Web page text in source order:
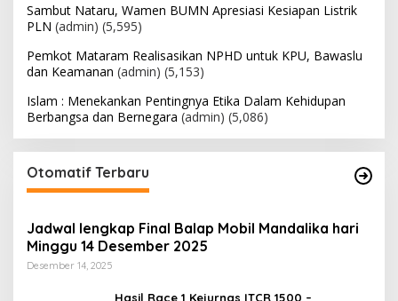
Sambut Nataru, Wamen BUMN Apresiasi Kesiapan Listrik
PLN (admin) (5,595)
Pemkot Mataram Realisasikan NPHD untuk KPU, Bawaslu
dan Keamanan (admin) (5,153)
Islam : Menekankan Pentingnya Etika Dalam Kehidupan
Berbangsa dan Bernegara (admin) (5,086)
Otomatif Terbaru
Jadwal lengkap Final Balap Mobil Mandalika hari
Minggu 14 Desember 2025
Desember 14, 2025
Hasil Race 1 Kejurnas ITCR 1500 –